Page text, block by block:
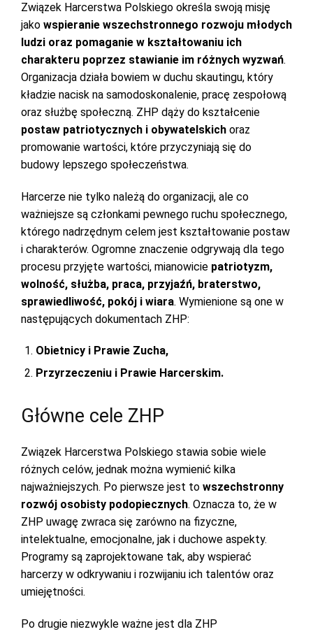
Związek Harcerstwa Polskiego określa swoją misję
jako wspieranie wszechstronnego rozwoju młodych
ludzi oraz pomaganie w kształtowaniu ich
charakteru poprzez stawianie im różnych wyzwań.
Organizacja działa bowiem w duchu skautingu, który
kładzie nacisk na samodoskonalenie, pracę zespołową
oraz służbę społeczną. ZHP dąży do kształcenie
postaw patriotycznych i obywatelskich oraz
promowanie wartości, które przyczyniają się do
budowy lepszego społeczeństwa.
Harcerze nie tylko należą do organizacji, ale co
ważniejsze są członkami pewnego ruchu społecznego,
którego nadrzędnym celem jest kształtowanie postaw
i charakterów. Ogromne znaczenie odgrywają dla tego
procesu przyjęte wartości, mianowicie patriotyzm,
wolność, służba, praca, przyjaźń, braterstwo,
sprawiedliwość, pokój i wiara. Wymienione są one w
następujących dokumentach ZHP:
Obietnicy i Prawie Zucha,
Przyrzeczeniu i Prawie Harcerskim.
Główne cele ZHP
Związek Harcerstwa Polskiego stawia sobie wiele
różnych celów, jednak można wymienić kilka
najważniejszych. Po pierwsze jest to wszechstronny
rozwój osobisty podopiecznych. Oznacza to, że w
ZHP uwagę zwraca się zarówno na fizyczne,
intelektualne, emocjonalne, jak i duchowe aspekty.
Programy są zaprojektowane tak, aby wspierać
harcerzy w odkrywaniu i rozwijaniu ich talentów oraz
umiejętności.
Po drugie niezwykle ważne jest dla ZHP